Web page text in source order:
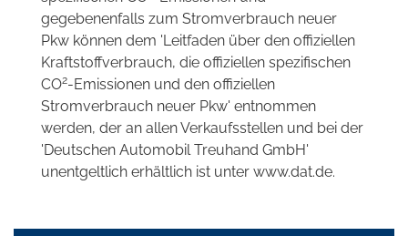
gegebenenfalls zum Stromverbrauch neuer
Pkw können dem 'Leitfaden über den offiziellen
Kraftstoffverbrauch, die offiziellen spezifischen
CO2-Emissionen und den offiziellen
Stromverbrauch neuer Pkw' entnommen
werden, der an allen Verkaufsstellen und bei der
'Deutschen Automobil Treuhand GmbH'
unentgeltlich erhältlich ist unter www.dat.de.